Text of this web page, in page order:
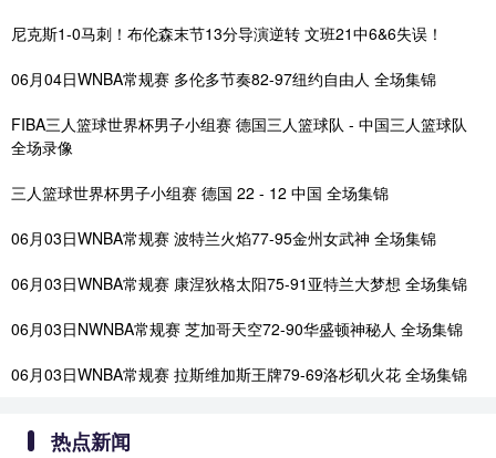
尼克斯1-0马刺！布伦森末节13分导演逆转 文班21中6&6失误！
06月04日WNBA常规赛 多伦多节奏82-97纽约自由人 全场集锦
FIBA三人篮球世界杯男子小组赛 德国三人篮球队 - 中国三人篮球队
全场录像
三人篮球世界杯男子小组赛 德国 22 - 12 中国 全场集锦
06月03日WNBA常规赛 波特兰火焰77-95金州女武神 全场集锦
06月03日WNBA常规赛 康涅狄格太阳75-91亚特兰大梦想 全场集锦
06月03日NWNBA常规赛 芝加哥天空72-90华盛顿神秘人 全场集锦
06月03日WNBA常规赛 拉斯维加斯王牌79-69洛杉矶火花 全场集锦
热点新闻